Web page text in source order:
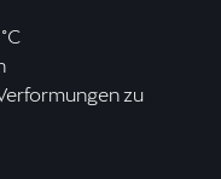
zu